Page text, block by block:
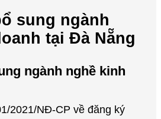
sung ngành
tại Đà Nẵng
ngành nghề kinh
2021/NĐ-CP về đăng ký